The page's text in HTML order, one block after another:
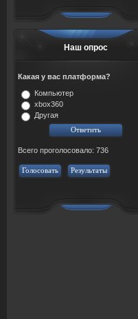
Наш опрос
Какая у вас платформа?
Компьютер
xbox360
Другая
Всего проголосовало: 736
Голосовать Результаты